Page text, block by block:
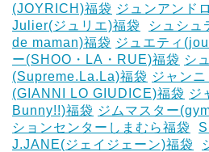
(JOYRICH)福袋 ジュンアンド
Julier(ジュリエ)福袋
シュシュ
de maman)福袋 ジュエティ
ー(SHOO・LA・RUE)福袋 シ
(Supreme.La.La)福袋 ジャン
(GIANNI LO GIUDICE)福袋 ジ
Bunny!!)福袋 ジムマスター
ションセンターしまむら福袋
J.JANE(ジェイジェーン)福袋